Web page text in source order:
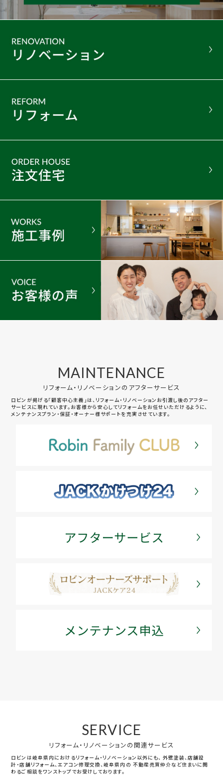
MAINTENANCE
リフォーム・リノベーションのアフターサービス
ロビンが掲げる「顧客中心主義」は、リフォーム・リノベーションお引渡し後のアフター
サービスに現れています。お客様から安心してリフォームをお任せいただけるように、
メンテナンスプラン・保証・オーナー様サポートを充実させています。
SERVICE
リフォーム・リノベーションの関連サービス
ロビンは岐阜県内におけるリフォーム・リノベーション以外にも、 外壁塗装、店舗設
計・店舗リフォーム、エアコン修理交換、岐阜県内の 不動産売買仲介など住まいに関
わるご相談をワンストップでお受けしております。